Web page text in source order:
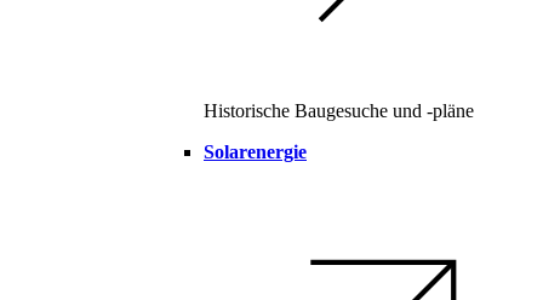
Historische Baugesuche und -pläne
Solarenergie